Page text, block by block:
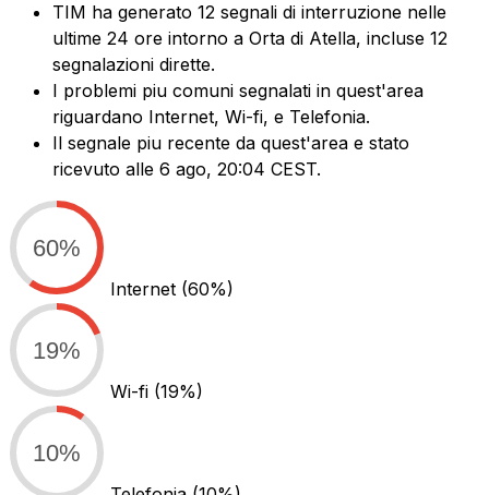
TIM ha generato 12 segnali di interruzione nelle
ultime 24 ore intorno a Orta di Atella, incluse 12
segnalazioni dirette.
I problemi piu comuni segnalati in quest'area
riguardano Internet, Wi-fi, e Telefonia.
Il segnale piu recente da quest'area e stato
ricevuto alle 6 ago, 20:04 CEST.
60%
Internet (60%)
19%
Wi-fi (19%)
10%